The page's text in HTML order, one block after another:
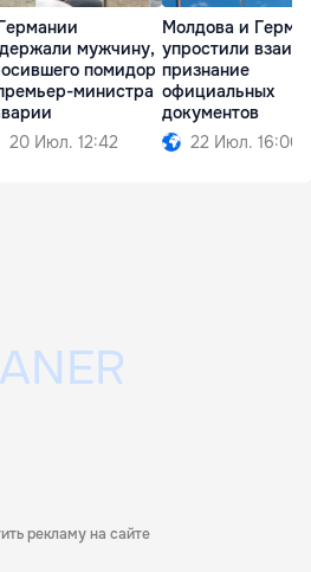
мужчину,
помидор
министра
20 Июл. 12:42
Молдова и
упростили
признание
официальных
документов
22 Июл. 16:00
рекламу на сайте